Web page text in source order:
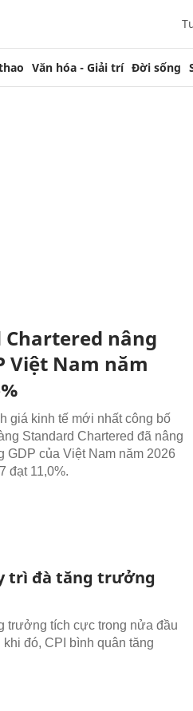
Văn hóa - Giải trí Đời sống
Chartered nâng
Việt Nam năm
giá kinh tế mới nhất công bố
Standard Chartered đã nâng
GDP của Việt Nam năm 2026
đạt 11,0%.
trì đà tăng trưởng
trưởng tích cực trong nửa đầu
đó, CPI bình quân tăng